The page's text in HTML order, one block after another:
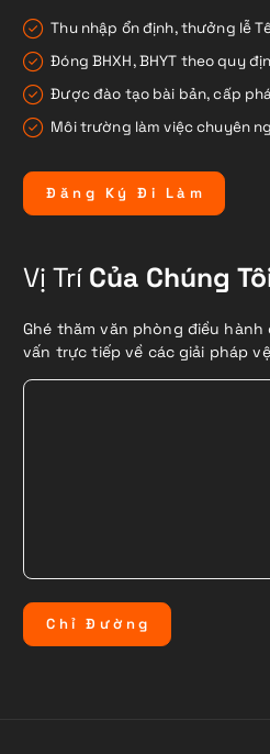
Thu nhập ổn định, thưởng lễ
Đóng BHXH, BHYT theo quy
Được đào tạo bài bản, cấp
Môi trường làm việc chuyên
Đ ă n g Ký Đ i L à m
Vị TríCủa Chúng
Ghé thăm văn phòng điều
vấn trực tiếp về các giải pháp
C hỉ Đ ườ ng